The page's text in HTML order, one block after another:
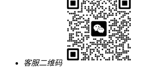
客服二维码